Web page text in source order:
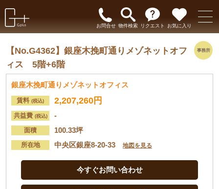
お問合せ 物件検索 リクエスト お気に入り
【No.G4362】 銀座木挽町通りメゾネットオフ
ィス 5階+6階
事務所
銀座木挽町通りメゾネットオフィス
賃料 (税込) 2,207,260円
共益費 (税込) -
面積 100.33坪
所在地 中央区銀座8-20-33 地図を見る
今すぐお問い合わせ